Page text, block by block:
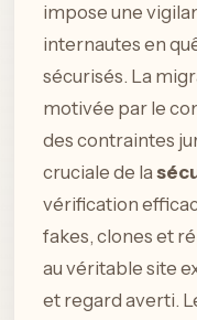
impose une
internautes en
sécurisés. La
motivée par le
des contraintes
cruciale de la
vérification
fakes, clones et
au véritable site
et regard averti.